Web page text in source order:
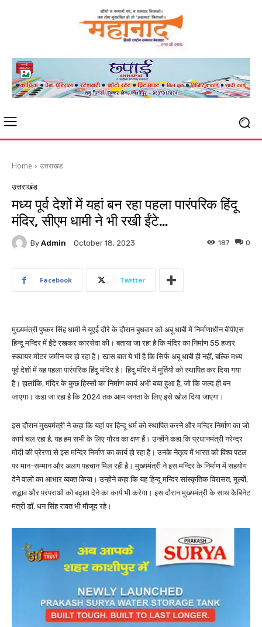
Home उत्तराखंड
उत्तराखंड
मध्य पूर्व देशों में यहां बन रहा पहला पारंपरिक हिंदू
मंदिर, सीएम धामी ने भी रखी ईंटे…
By Admin October 18, 2023 0
187
Facebook Twitter
मुख्यमंत्री पुष्कर सिंह धामी ने यूएई दौरे के दौरान बुधवार को अबू धाबी में निर्माणाधीन बीपीएस
हिन्दू मन्दिर में ईंटे रखकर कारसेवा की। बताया जा रहा है कि मंदिर का निर्माण 55 हजार
स्क्वायर मीटर जमीन पर हो रहा है। खास बात ये भी है कि सिर्फ अबू धाबी ही नहीं, बल्कि मध्य
पूर्व देशों में यह पहला पारंपरिक हिंदू मंदिर है। हिंदू मंदिर में मूर्तियों को स्थापित कर दिया गया
है। हालांकि, मंदिर के कुछ हिस्सों का निर्माण कार्य अभी बचा हुआ है, जो कि जल्द ही बन
जाएगा। कहा जा रहा है कि 2024 तक आम जनता के लिए इसे खोल दिया जाएगा।
इस दौरान मुख्यमंत्री ने कहा कि यहां पर हिन्दू धर्म को स्थापित करने और मन्दिर निर्माण का जो
कार्य चल रहा है, यह हम सभी के लिए गौरव का क्षण हैं। उन्होंने कहा कि प्रधानमंत्री नरेन्द्र
मोदी की प्रेरणा से इस मन्दिर निर्माण का कार्य हो रहा है। उनके नेतृत्व में भारत को विश्व पटल
पर मान-सम्मान और अलग पहचान मिल रही है। मुख्यमंत्री ने इस मन्दिर के निर्माण में सहयोग
देने वालों का आभार व्यक्त किया। उन्होंने कहा कि यह हिन्दू मन्दिर सांस्कृतिक विरासत, मूल्यों,
सद्भाव और परंपराओं को बढ़ावा देने का कार्य भी करेगा। इस दौरान मुख्यमंत्री के साथ कैबिनेट
मंत्री डॉ. धन सिंह रावत भी मौजूद रहे।